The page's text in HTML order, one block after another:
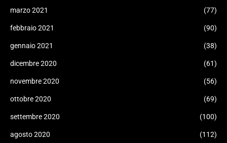
marzo 2021 (77)
febbraio 2021 (90)
gennaio 2021 (38)
dicembre 2020 (61)
novembre 2020 (56)
ottobre 2020 (69)
settembre 2020 (100)
agosto 2020 (112)